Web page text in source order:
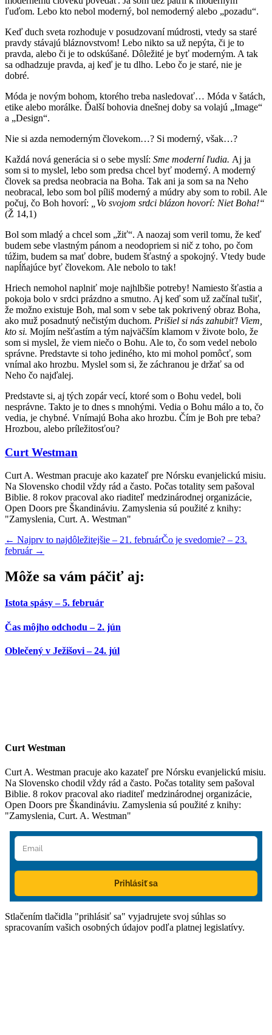
ľuďom. Lebo kto nebol moderný, bol nemoderný alebo „pozadu“.
Keď duch sveta rozhoduje v posudzovaní múdrosti, vtedy sa staré
pravdy stávajú bláznovstvom! Lebo nikto sa už nepýta, či je to
pravda, alebo či je to odskúšané. Dôležité je byť moderným. A tak
sa odhadzuje pravda, aj keď je tu dlho. Lebo čo je staré, nie je
dobré.
Móda je novým bohom, ktorého treba nasledovať… Móda v šatách,
etike alebo morálke. Ďalší bohovia dnešnej doby sa volajú „Image“
a „Design“.
Nie si azda nemoderným človekom…? Si moderný, však…?
Každá nová generácia si o sebe myslí: Sme moderní ľudia. Aj ja
som si to myslel, lebo som predsa chcel byť moderný. A moderný
človek sa predsa neobracia na Boha. Tak ani ja som sa na Neho
neobracal, lebo som bol píliš moderný a múdry aby som to robil. Ale
počuj, čo Boh hovorí:
„Vo svojom srdci blázon hovorí: Niet Boha!“
(Ž 14,1)
Bol som mladý a chcel som „žiť“. A naozaj som veril tomu, že keď
budem sebe vlastným pánom a neodopriem si nič z toho, po čom
túžim, budem sa mať dobre, budem šťastný a spokojný. Vtedy bude
napĺňajúce byť človekom. Ale nebolo to tak!
Hriech nemohol naplniť moje najhlbšie potreby! Namiesto šťastia a
pokoja bolo v srdci prázdno a smutno. Aj keď som už začínal tušiť,
že možno existuje Boh, mal som v sebe tak pokrivený obraz Boha,
ako muž posadnutý nečistým duchom. Prišiel si nás zahubiť! Viem,
kto si. Mojím nešťastím a tým najväčším klamom v živote bolo, že
som si myslel, že viem niečo o Bohu. Ale to, čo som vedel nebolo
správne. Predstavte si toho jediného, kto mi mohol pomôcť, som
vnímal ako hrozbu. Myslel som si, že záchranou je držať sa od
Neho čo najďalej.
Predstavte si, aj tých zopár vecí, ktoré som o Bohu vedel, boli
nesprávne. Takto je to dnes s mnohými. Vedia o Bohu málo a to, čo
vedia, je chybné. Vnímajú Boha ako hrozbu. Čím je Boh pre teba?
Hrozbou, alebo príležitosťou?
Curt Westman
Curt A. Westman pracuje ako kazateľ pre Nórsku evanjelickú misiu.
Na Slovensko chodil vždy rád a často. Počas totality sem pašoval
Biblie. 8 rokov pracoval ako riaditeľ medzinárodnej organizácie,
Open Doors pre Škandináviu. Zamyslenia sú použité z knihy:
"Zamyslenia, Curt. A. Westman"
← Najprv to najdôležitejšie – 21. februárČo je svedomie? – 23.
február →
Môže sa vám páčiť aj:
Istota spásy – 5. február
Čas môjho odchodu – 2. jún
Oblečený v Ježišovi – 24. júl
Curt Westman
Curt A. Westman pracuje ako kazateľ pre Nórsku evanjelickú misiu.
Na Slovensko chodil vždy rád a často. Počas totality sem pašoval
Biblie. 8 rokov pracoval ako riaditeľ medzinárodnej organizácie,
Open Doors pre Škandináviu. Zamyslenia sú použité z knihy:
"Zamyslenia, Curt. A. Westman"
Prihlásiť sa
Stlačením tlačidla "prihlásiť sa" vyjadrujete svoj súhlas so
spracovaním vašich osobných údajov podľa platnej legislatívy.